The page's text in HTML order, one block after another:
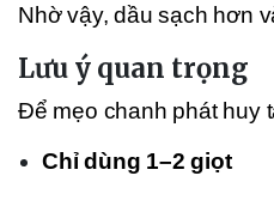
Nhờ vậy, dầu sạch hơn
Lưu ý quan trọng
Để mẹo chanh phát huy
Chỉ dùng 1–2 giọt